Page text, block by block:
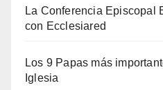
La Conferencia Episcopal
con Ecclesiared
Los 9 Papas más
Iglesia